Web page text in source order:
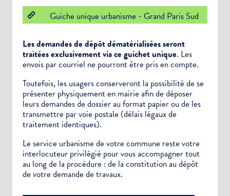
Guiche unique urbanisme - Grand Paris Sud
Les demandes de dépôt dématérialisées seront
traitées exclusivement via ce guichet unique. Les
envois par courriel ne pourront être pris en compte.
Toutefois, les usagers conserveront la possibilité de se
présenter physiquement en mairie afin de déposer
leurs demandes de dossier au format papier ou de les
transmettre par voie postale (délais légaux de
traitement identiques).
Le service urbanisme de votre commune reste votre
interlocuteur privilégié pour vous accompagner tout
au long de la procédure : de la constitution au dépôt
de votre demande de travaux.